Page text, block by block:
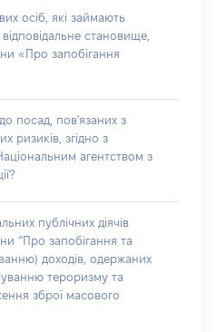
осіб, які займають
становище,
«Про запобігання
посад, пов'язаних з
ризиків, згідно з
агентством з
публічних діячів
“Про запобігання та
доходів, одержаних
тероризму та
зброї масового